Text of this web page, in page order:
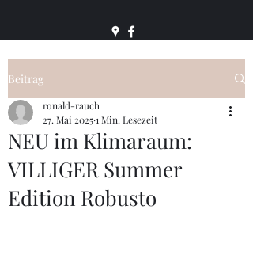
Beitrag
NEU im Klimaraum:
VILLIGER Summer
Edition Robusto
ronald-rauch
27. Mai 20251 Min. Lesezeit